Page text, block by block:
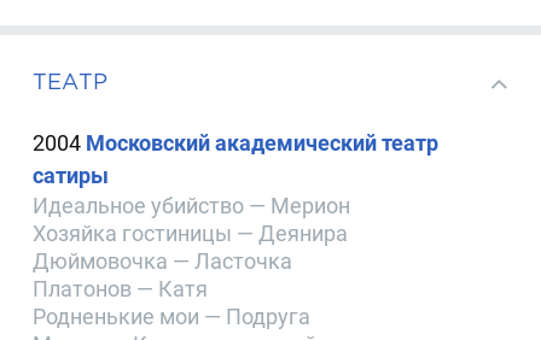
ТЕАТР
2004 Московский академический театр
сатиры
Идеальное убийство — Мерион
Хозяйка гостиницы — Деянира
Дюймовочка — Ласточка
Платонов — Катя
Родненькие мои — Подруга